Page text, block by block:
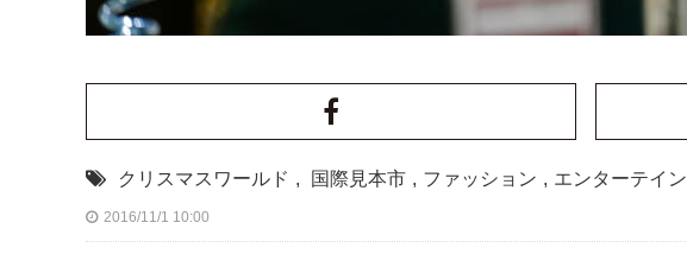
クリスマスワールド , 国際見本市 , ファッション , エンターテイ
2016/11/1 10:00